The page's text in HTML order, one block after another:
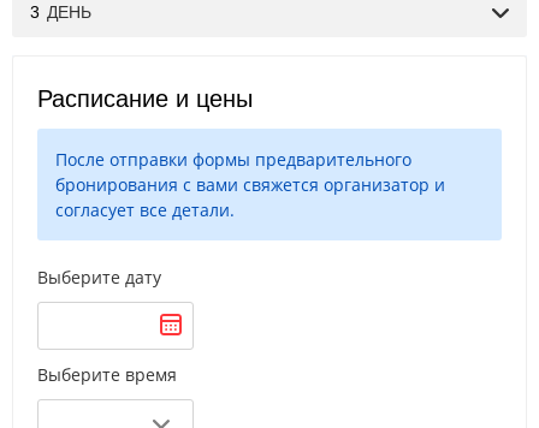
3 ДЕНЬ
Расписание и цены
После отправки формы предварительного
бронирования с вами свяжется организатор и
согласует все детали.
Выберите дату
Выберите время